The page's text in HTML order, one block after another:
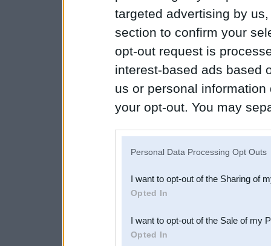
targeted advertising by
section to confirm your
opt-out request is
interest-based ads based
us or personal
your opt-out. You may
Downstream Participants
third parties.
Personal Data Processing Opt Outs
I want to opt-out of the Sharing of
Opted In
I want to opt-out of the Sale of my
Opted In